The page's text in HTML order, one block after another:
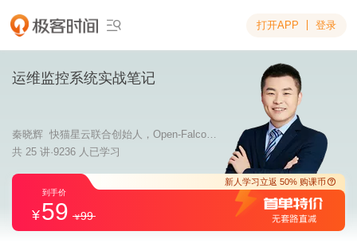
 打开APP 登录
运维监控系统实战笔记
秦晓辉 快猫星云联合创始人，Open-Falcon、Nightingale、Categraf 核心研发
共 25 讲·9236 人已学习
59 99
新人学习立返